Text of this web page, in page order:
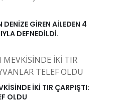
GİREN AİLEDEN 4
DEFNEDİLDİ.
İKİ TIR ÇARPIŞTI:
OLDU